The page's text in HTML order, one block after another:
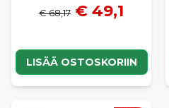
€ 68,17 € 49,1
LISÄÄ OSTOSKORIIN